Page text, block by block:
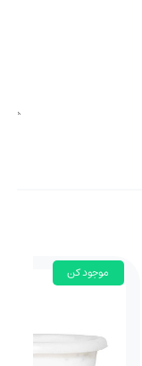
موجود کن